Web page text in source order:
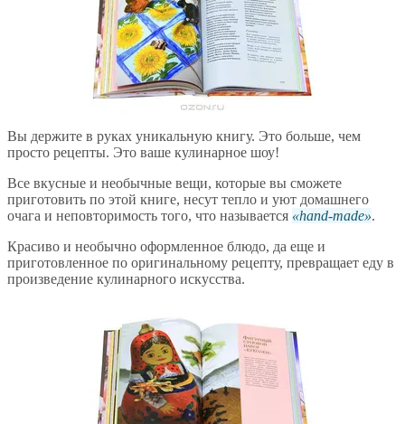
Вы держите в руках уникальную книгу. Это больше, чем
просто рецепты. Это ваше кулинарное шоу!
Все вкусные и необычные вещи, которые вы сможете
приготовить по этой книге, несут тепло и уют домашнего
очага и неповторимость того, что называется
hand-made .
Красиво и необычно оформленное блюдо, да еще и
приготовленное по оригинальному рецепту, превращает еду в
произведение кулинарного искусства.